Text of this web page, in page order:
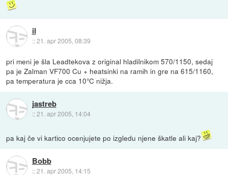
il
::21. apr 2005, 08:39
pri meni je šla Leadtekova z original hladilnikom 570/1150, sedaj
pa je Zalman VF700 Cu + heatsinki na ramih in gre na 615/1160,
pa temperatura je cca 10°C nižja.
jastreb
::21. apr 2005, 14:04
pa kaj če vi kartico ocenjujete po izgledu njene škatle ali kaj?
Bobb
::21. apr 2005, 14:15